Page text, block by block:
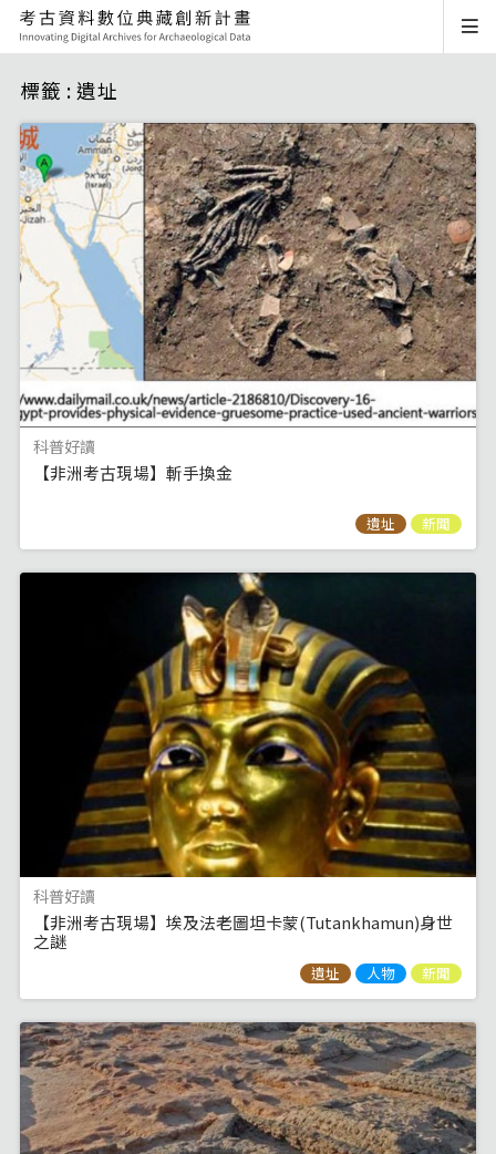
標籤 : 遺址
科普好讀
【非洲考古現場】斬手換金
遺址 新聞
科普好讀
【非洲考古現場】埃及法老圖坦卡蒙(Tutankhamun)身世
之謎
遺址 人物 新聞